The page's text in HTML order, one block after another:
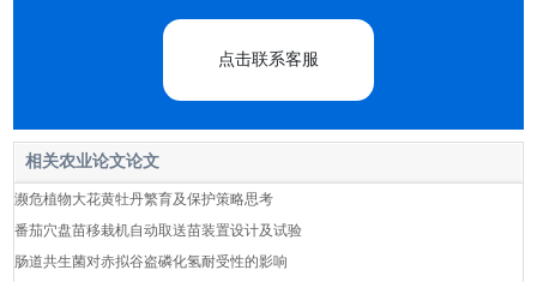
点击联系客服
相关农业论文论文
濒危植物大花黄牡丹繁育及保护策略思考
番茄穴盘苗移栽机自动取送苗装置设计及试验
肠道共生菌对赤拟谷盗磷化氢耐受性的影响